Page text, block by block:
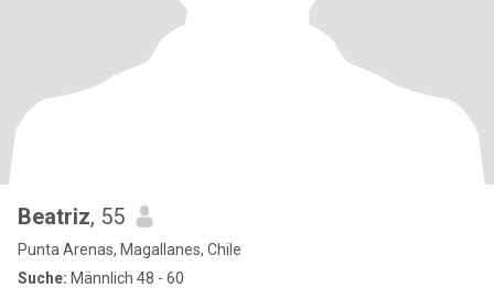
Beatriz, 55
Punta Arenas, Magallanes, Chile
Suche: Männlich 48 - 60